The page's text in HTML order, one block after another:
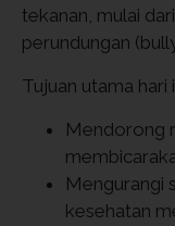
tekanan, mulai
perundungan
Tujuan utama hari
Mendorong
Mengurangi
kesehatan